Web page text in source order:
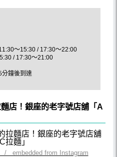
～15:30 / 17:30～22:00
/ 17:30～21:00
分鐘後到達
店！銀座的老字號店舖「A
/ embedded from Instagram